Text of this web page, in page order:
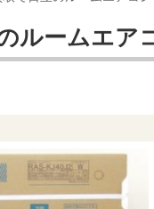
ルームエア